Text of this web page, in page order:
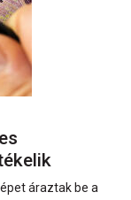
áraztak be a